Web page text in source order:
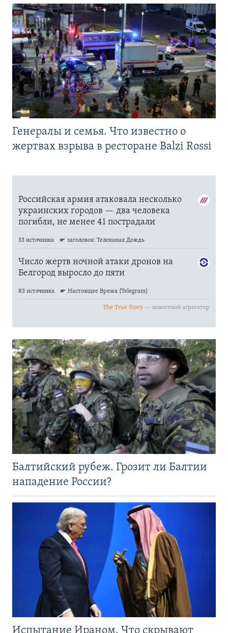
Генералы и семья. Что известно о
жертвах взрыва в ресторане Balzi Rossi
Балтийский рубеж. Грозит ли Балтии
нападение России?